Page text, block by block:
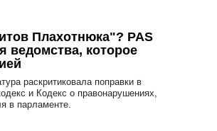
Плахотнюка"? PAS
ведомства, которое
раскритиковала поправки в
и Кодекс о правонарушениях,
в парламенте.